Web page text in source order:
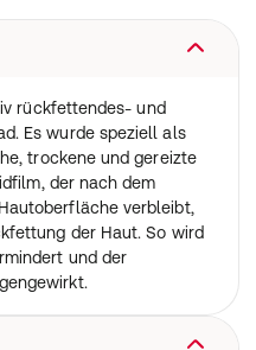
rückfettendes- und
Es wurde speziell als
trockene und gereizte
der nach dem
verbleibt,
der Haut. So wird
und der